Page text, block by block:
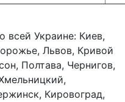
всей Украине: Киев,
Львов, Кривой
Полтава, Чернигов,
Кировоград,